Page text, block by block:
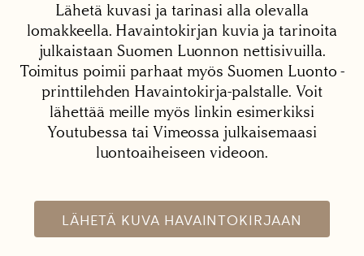
Lähetä kuvasi ja tarinasi alla olevalla
lomakkeella. Havaintokirjan kuvia ja tarinoita
julkaistaan Suomen Luonnon nettisivuilla.
Toimitus poimii parhaat myös Suomen Luonto -
printtilehden Havaintokirja-palstalle. Voit
lähettää meille myös linkin esimerkiksi
Youtubessa tai Vimeossa julkaisemaasi
luontoaiheiseen videoon.
LÄHETÄ KUVA HAVAINTOKIRJAAN